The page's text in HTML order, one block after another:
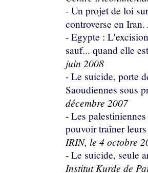
- Un projet de loi
controverse en Iran.
- Egypte :
sauf... quand elle
juin 2008
- Le suicide, porte
Saoudiennes sous
décembre 2007
- Les
pouvoir traîner
IRIN, le 4 octobre
- Le suicide, seule
Institut Kurde de